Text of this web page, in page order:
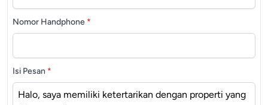
Nomor Handphone *
Isi Pesan *